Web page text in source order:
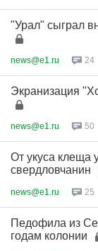
"Урал" сыграл
news@e1.ru 24
Экранизация
news@e1.ru 50
От укуса клеща
свердловчанин
news@e1.ru 25
Педофила из
годам колонии